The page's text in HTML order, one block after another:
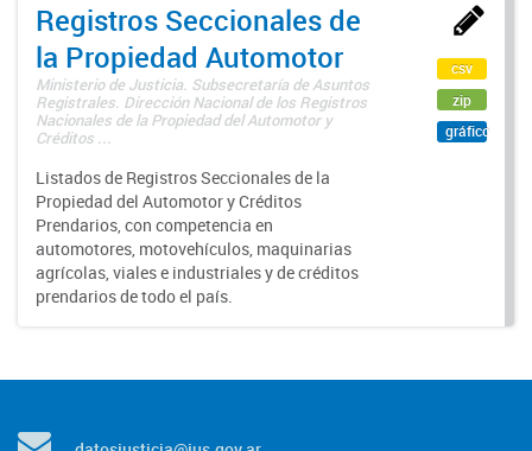
Registros Seccionales de
la Propiedad Automotor
Ministerio de Justicia. Subsecretaría de Asuntos
Registrales. Dirección Nacional de los Registros
Nacionales de la Propiedad del Automotor y
Créditos ...
Listados de Registros Seccionales de la
Propiedad del Automotor y Créditos
Prendarios, con competencia en
automotores, motovehículos, maquinarias
agrícolas, viales e industriales y de créditos
prendarios de todo el país.
csv
zip
gráfico